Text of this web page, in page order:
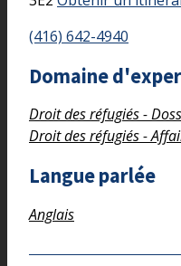
(416) 642-4940
Domaine
Droit des réfugiés -
Droit des réfugiés -
Langue parlée
Anglais